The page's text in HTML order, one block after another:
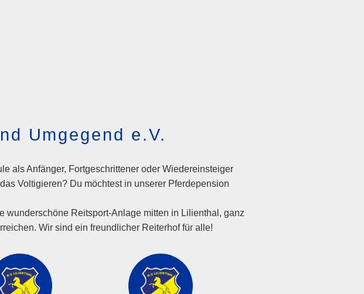
Umgegend e.V.
als Anfänger, Fortgeschrittener oder Wiedereinsteiger
Voltigieren? Du möchtest in unserer Pferdepension
wunderschöne Reitsport-Anlage mitten in Lilienthal, ganz
Wir sind ein freundlicher Reiterhof für alle!